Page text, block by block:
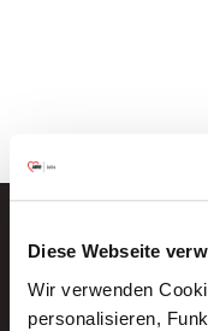
Diese Webseite
Wir verwenden
personalisieren,
Neue